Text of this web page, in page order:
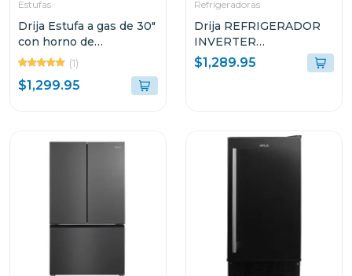
Estufas
Drija Estufa a gas de 30"
con horno de
convección
(1)
$1,299.95
Refrigeradoras
Drija REFRIGERADOR
INVERTER
EMPOTRABLE DE
18.4P³ ULTRA FAST
$1,289.95